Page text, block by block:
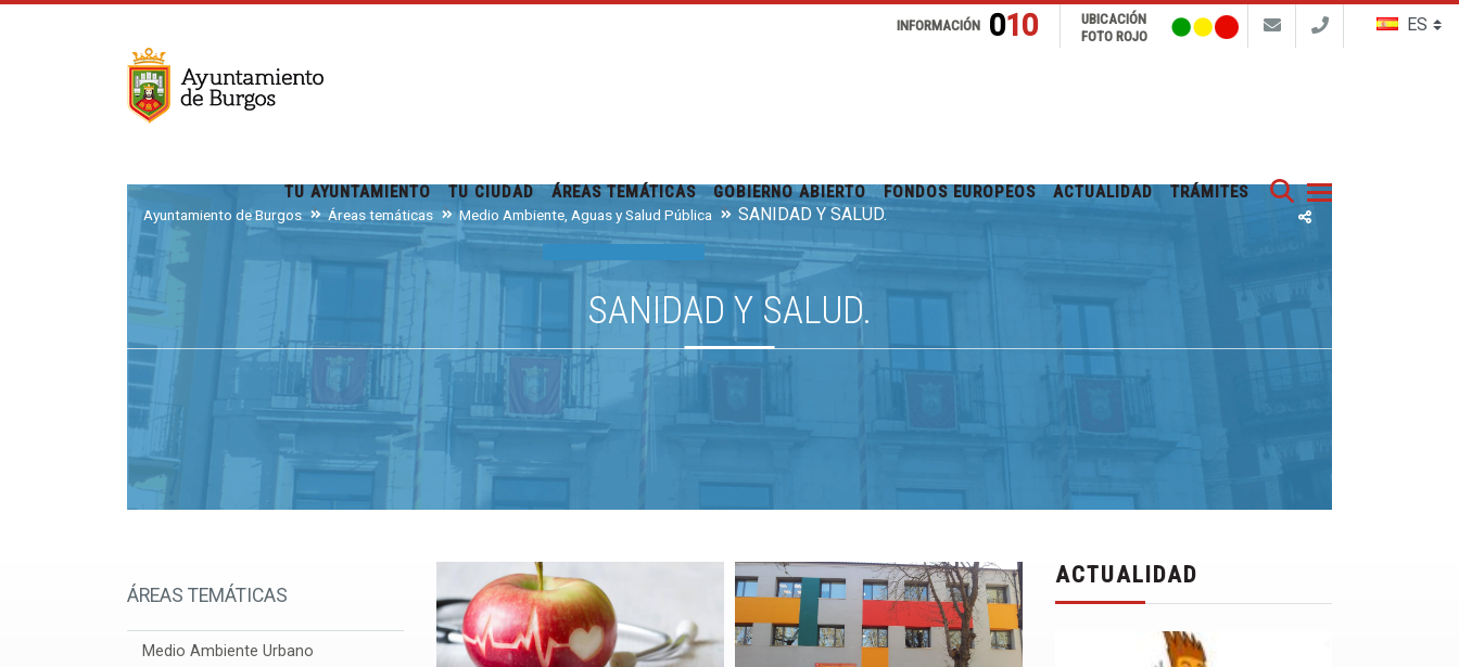
Buscar
INFORMACIÓN 010
UBICACIÓN
FOTO ROJO
TU AYUNTAMIENTO TU CIUDAD ÁREAS TEMÁTICAS GOBIERNO ABIERTO FONDOS EUROPEOS ACTUALIDAD TRÁMITES
Ayuntamiento de Burgos Áreas temáticas Medio Ambiente, Aguas y Salud Pública SANIDAD Y SALUD.
SANIDAD Y SALUD.
ÁREAS TEMÁTICAS
Medio Ambiente Urbano
ACTUALIDAD